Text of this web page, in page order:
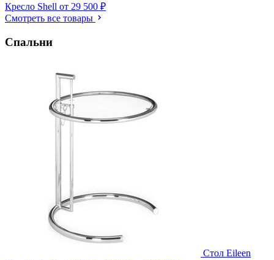
Кресло Shell от 29 500 ₽
Смотреть все товары
Спальни
Стол Eileen